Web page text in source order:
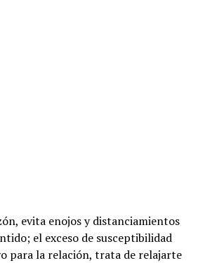
evita enojos y distanciamientos
el exceso de susceptibilidad
para la relación, trata de relajarte